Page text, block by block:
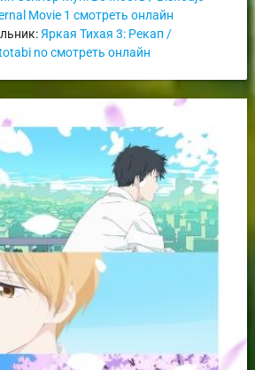
Movie 1 смотреть онлайн
Яркая Тихая 3: Рекап /
no смотреть онлайн